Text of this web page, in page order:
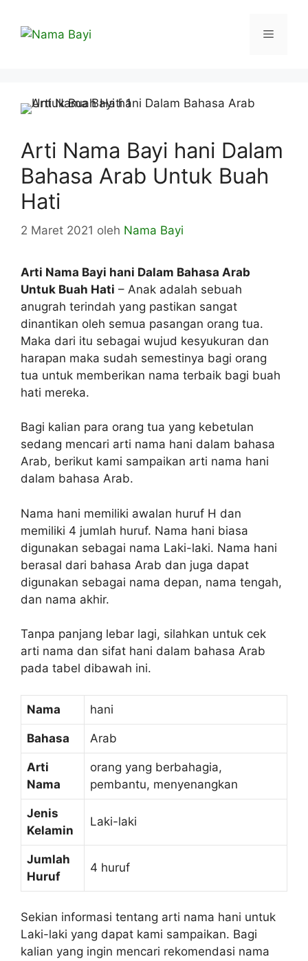
Menu
Arti Nama Bayi hani Dalam
Bahasa Arab Untuk Buah
Hati
2 Maret 2021 oleh Nama Bayi
Arti Nama Bayi hani Dalam Bahasa Arab
Untuk Buah Hati – Anak adalah sebuah
anugrah terindah yang pastikan sangat
dinantikan oleh semua pasangan orang tua.
Maka dari itu sebagai wujud kesyukuran dan
harapan maka sudah semestinya bagi orang
tua untuk memberikan nama terbaik bagi buah
hati mereka.
Bagi kalian para orang tua yang kebetulan
sedang mencari arti nama hani dalam bahasa
Arab, berikut kami sampaikan arti nama hani
dalam bahasa Arab.
Nama hani memiliki awalan huruf H dan
memiliki 4 jumlah huruf. Nama hani biasa
digunakan sebagai nama Laki-laki. Nama hani
berasal dari bahasa Arab dan juga dapat
digunakan sebagai nama depan, nama tengah,
dan nama akhir.
Tanpa panjang lebar lagi, silahkan untuk cek
arti nama dan sifat hani dalam bahasa Arab
pada tabel dibawah ini.
Nama hani
Bahasa Arab
Arti
Nama
orang yang berbahagia,
pembantu, menyenangkan
Jenis
Kelamin
Laki-laki
Jumlah
Huruf
4 huruf
Sekian informasi tentang arti nama hani untuk
Laki-laki yang dapat kami sampaikan. Bagi
kalian yang ingin mencari rekomendasi nama